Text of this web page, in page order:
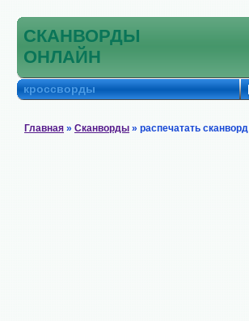
СКАНВОРДЫ
ОНЛАЙН
кроссворды
Главная » Сканворды » распечатать сканворд